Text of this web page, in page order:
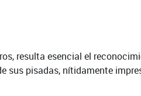
resulta esencial el
sus pisadas, nítidamente